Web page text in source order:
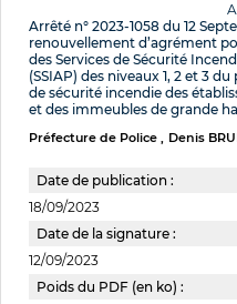
Arrêté n° 2023-1058 du 12
renouvellement d’agrément
des Services de Sécurité
(SSIAP) des niveaux 1, 2 et 3
de sécurité incendie des
et des immeubles de grande
Préfecture de Police Denis
Date de publication :
18/09/2023
Date de la signature :
12/09/2023
Poids du PDF (en ko) :